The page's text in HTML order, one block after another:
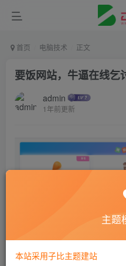
首页 电脑技术 正文
要饭网站，牛逼在线乞
admin
1年前更新
主题
本站采用子比主题建站